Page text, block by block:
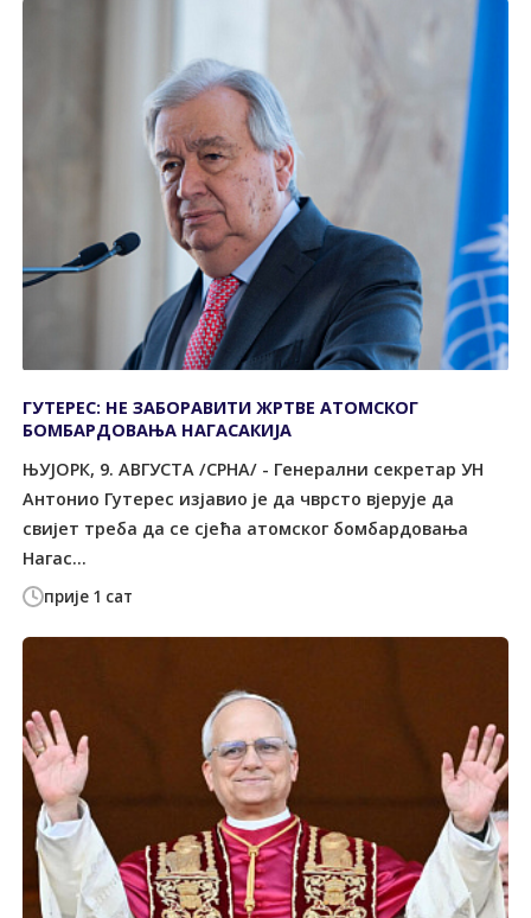
прије 1 сат
ГУТЕРЕС: НЕ ЗАБОРАВИТИ ЖРТВЕ АТОМСКОГ
БОМБАРДОВАЊА НАГАСАКИЈА
ЊУЈОРК, 9. АВГУСТА /СРНА/ - Генерални секретар УН
Антонио Гутeрес изјавио је да чврсто вјерује да
свијет треба да се сјећа атомског бомбардовања
Нагас...